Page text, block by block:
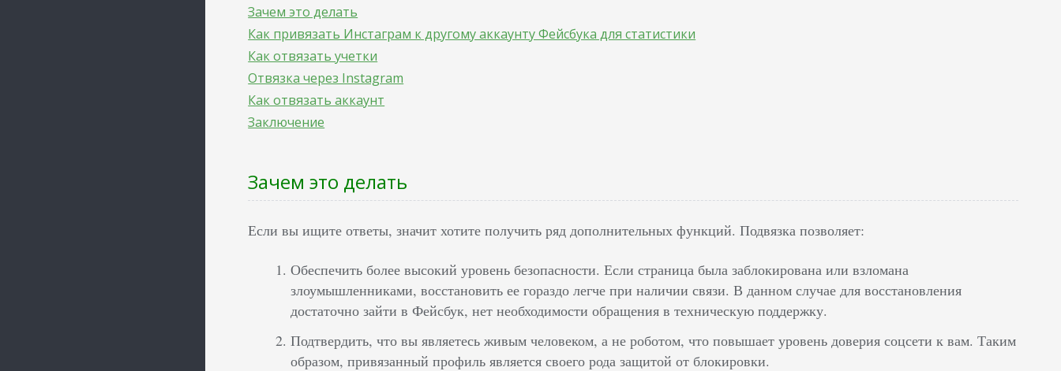
Зачем это делать
Как привязать Инстаграм к другому аккаунту Фейсбука для статистики
Как отвязать учетки
Отвязка через Instagram
Как отвязать аккаунт
Заключение
Зачем это делать
Если вы ищите ответы, значит хотите получить ряд дополнительных функций. Подвязка позволяет:
Обеспечить более высокий уровень безопасности. Если страница была заблокирована или взломана
злоумышленниками, восстановить ее гораздо легче при наличии связи. В данном случае для восстановления
достаточно зайти в Фейсбук, нет необходимости обращения в техническую поддержку.
Подтвердить, что вы являетесь живым человеком, а не роботом, что повышает уровень доверия соцсети к вам. Таким
образом, привязанный профиль является своего рода защитой от блокировки.